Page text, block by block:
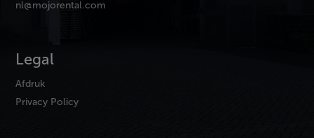
nl@mojorental.com
Legal
Afdruk
Privacy Policy